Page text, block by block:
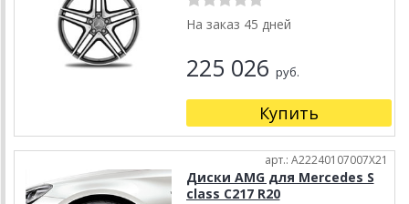
На заказ 45 дней
225 026 руб.
Купить
арт.: A22240107007X21
Диски AMG для Mercedes S
class C217 R20